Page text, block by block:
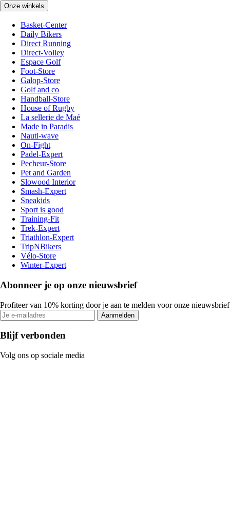
Onze winkels
Basket-Center
Daily Bikers
Direct Running
Direct-Volley
Espace Golf
Foot-Store
Galop-Store
Golf and co
Handball-Store
House of Rugby
La sellerie de Maé
Made in Paradis
Nauti-wave
On-Fight
Padel-Expert
Pecheur-Store
Pet and Garden
Slowood Interior
Smash-Expert
Sneakids
Sport is good
Training-Fit
Trek-Expert
Triathlon-Expert
TripNBikers
Vélo-Store
Winter-Expert
Abonneer je op onze nieuwsbrief
Profiteer van 10% korting door je aan te melden voor onze nieuwsbrief
Aanmelden
Blijf verbonden
Volg ons op sociale media